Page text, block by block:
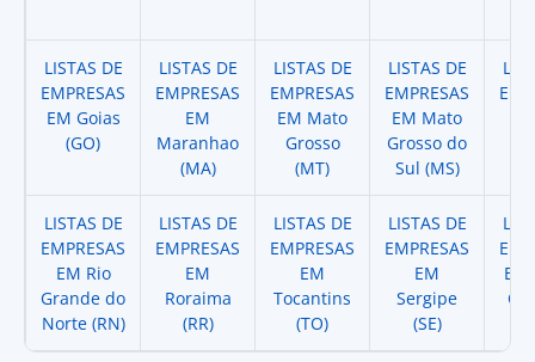
LISTAS DE
EMPRESAS
EM Goias
(GO)
LISTAS DE
EMPRESAS
EM
Maranhao
(MA)
LISTAS DE
EMPRESAS
EM Mato
Grosso
(MT)
LISTAS DE
EMPRESAS
EM Mato
Grosso do
Sul (MS)
LISTAS DE
EMPRESAS
EM Rio
Grande do
Norte (RN)
LISTAS DE
EMPRESAS
EM
Roraima
(RR)
LISTAS DE
EMPRESAS
EM
Tocantins
(TO)
LISTAS DE
EMPRESAS
EM
Sergipe
(SE)
EM